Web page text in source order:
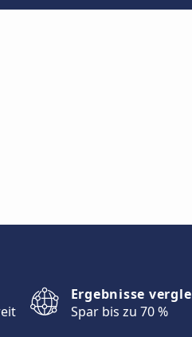
Ergebnisse
Spar bis zu 70 %